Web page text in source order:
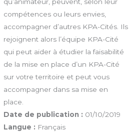
compétences ou leurs envies,
accompagner d’autres KPA-Cités. Ils
rejoignent alors l’équipe KPA-Cité
qui peut aider à étudier la faisabilité
de la mise en place d’un KPA-Cité
sur votre territoire et peut vous
accompagner dans sa mise en
place.
Date de publication : 01/10/2019
Langue : Français